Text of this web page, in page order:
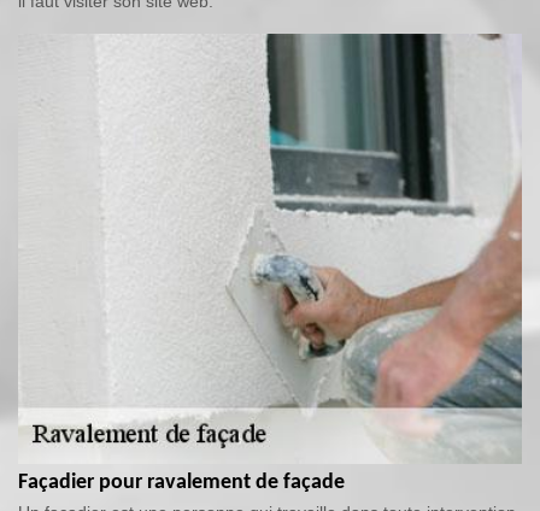
Façadier pour ravalement de façade